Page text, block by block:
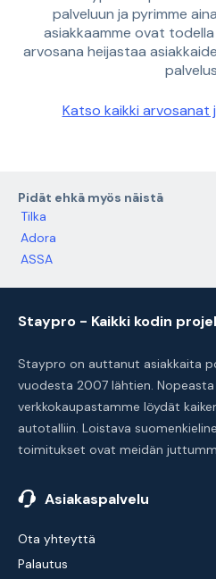
palveluun ja pyrimme
asiakkaamme ovat
arvosana heijastaa
Katso kaikki
Pidät ehkä myös näistä
Tilka
Adora
ASSA
Staypro - Kaikki kodin
Staypro on auttanut asiakkaita
vuodesta 2007 lähtien.
verkkokaupastamme löydät
autotalliin. Loistava
toimitukset ovat meidän
Asiakaspalvelu
Ota yhteyttä
Palautus